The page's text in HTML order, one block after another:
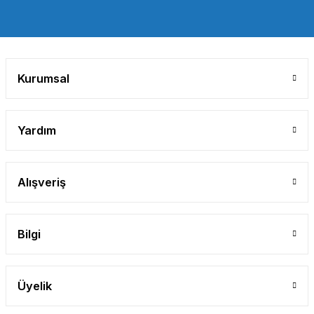
Kurumsal
Yardım
Alışveriş
Bilgi
Üyelik